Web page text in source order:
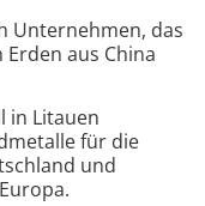
Unternehmen, das
aus China
in Litauen
für die
und